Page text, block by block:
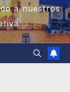
a nuestros